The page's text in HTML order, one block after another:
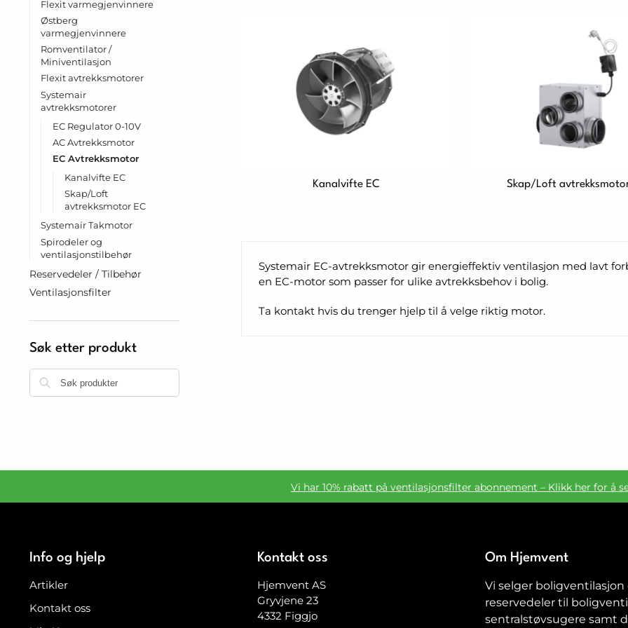
Kanalvifte EC Skap/Loft
Systemair EC-avtrekksmotor gir energieffektiv ventilasjon med lavt
en EC-motor som passer for ulike avtrekksbehov i bolig.
Ta kontakt hvis du trenger hjelp til å velge riktig motor.
Flexit varmegjenvinnere
Østberg
varmegjenvinnere
Romventilator /
Miniventilasjon
Flexit avtrekksmotorer
Systemair
avtrekksmotorer
EC Regulator 0-10V
AC Avtrekksmotor
EC Avtrekksmotor
Kanalvifte EC
Skap/Loft
avtrekksmotor EC
Systemair Takmotor
Spirodeler og
ventilasjonstilbehør
Reservedeler / Tilbehør
Ventilasjonsfilter
Søk etter produkt
Vi har 10% rabatt på ventilasjonsfilter abonnement – Klikk her for å
Info og hjelp
Artikler
Kontakt oss
Kontakt oss
Hjemvent AS
Gryvjene 23
4332 Figgjo
Om Hjemvent
Vi selger boligventilasjon
reservedeler til
sentralstøvsugere samt